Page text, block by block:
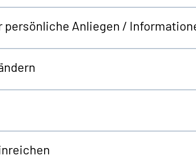
persönliche Anliegen /